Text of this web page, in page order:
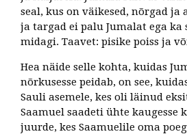
seal, kus on väikesed, nõrgad ja
ja targad ei palu Jumalat ega ka
midagi. Taavet: pisike poiss ja
Hea näide selle kohta, kuidas
nõrkusesse peidab, on see,
Sauli asemele, kes oli läinud
Saamuel saadeti ühte kaugesse
juurde, kes Saamuelile oma